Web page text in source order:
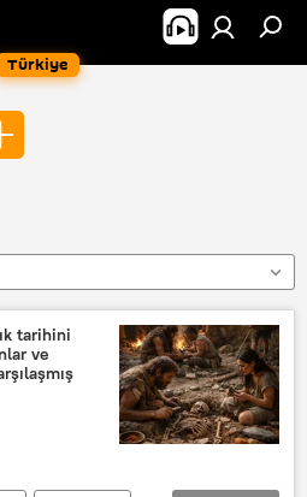
Türkiye
tarihini
ve